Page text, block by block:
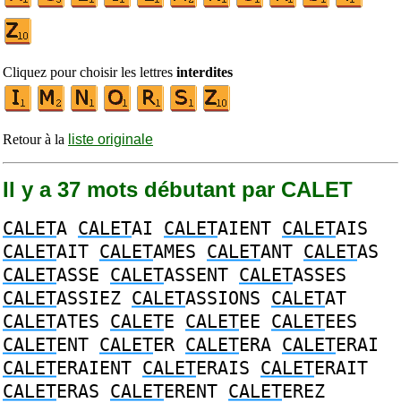
Cliquez pour choisir les lettres interdites
Retour à la liste originale
Il y a 37 mots débutant par CALET
CALETA CALETAI CALETAIENT CALETAIS
CALETAIT CALETAMES CALETANT CALETAS
CALETASSE CALETASSENT CALETASSES
CALETASSIEZ CALETASSIONS CALETAT
CALETATES CALETE CALETEE CALETEES
CALETENT CALETER CALETERA CALETERAI
CALETERAIENT CALETERAIS CALETERAIT
CALETERAS CALETERENT CALETEREZ